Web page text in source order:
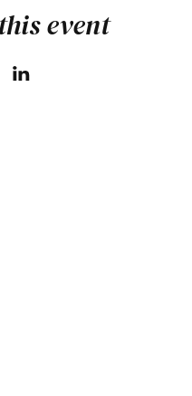
event